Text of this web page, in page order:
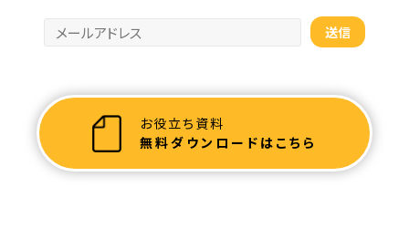
お役立ち資料
無料ダウンロードはこちら